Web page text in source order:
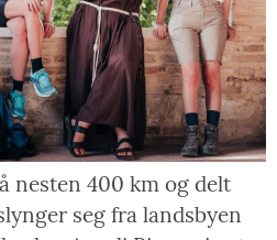
nesten 400 km og delt
seg fra landsbyen